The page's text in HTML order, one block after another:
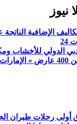
نيوز
الإضافية
الدولي للأخشاب
24
أولى رحلات طيران